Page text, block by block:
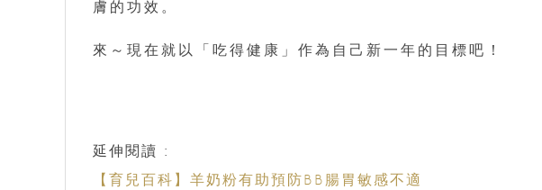
膚的功效。
來～現在就以「吃得健康」作為自己新一年的目標吧！
延伸閱讀 :
【育兒百科】羊奶粉有助預防BB腸胃敏感不適